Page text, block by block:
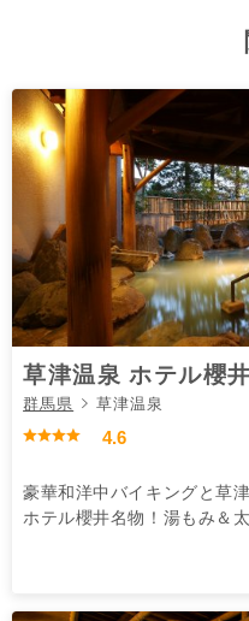
草津温泉 ホテル櫻井
群馬県 草津温泉
4.6
豪華和洋中バイキングと草
ホテル櫻井名物！湯もみ＆